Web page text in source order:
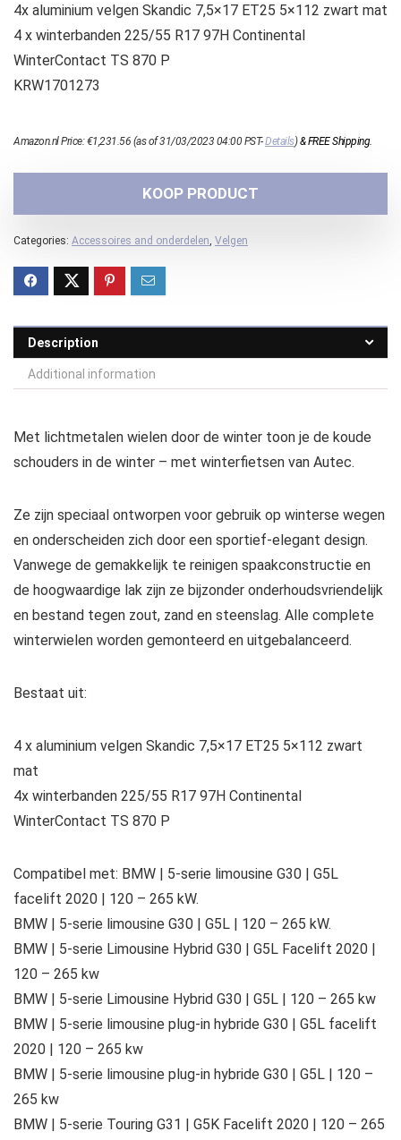
4x aluminium velgen Skandic 7,5×17 ET25 5×112 zwart mat
4 x winterbanden 225/55 R17 97H Continental
WinterContact TS 870 P
KRW1701273
Amazon.nl Price:€1,231.56 (as of 31/03/2023 04:00 PST-Details)&FREE Shipping.
KOOP PRODUCT
Categories: Accessoires and onderdelen Velgen
Description
Additional information
Met lichtmetalen wielen door de winter toon je de koude
schouders in de winter – met winterfietsen van Autec.
Ze zijn speciaal ontworpen voor gebruik op winterse wegen
en onderscheiden zich door een sportief-elegant design.
Vanwege de gemakkelijk te reinigen spaakconstructie en
de hoogwaardige lak zijn ze bijzonder onderhoudsvriendelijk
en bestand tegen zout, zand en steenslag. Alle complete
winterwielen worden gemonteerd en uitgebalanceerd.
Bestaat uit:
4 x aluminium velgen Skandic 7,5×17 ET25 5×112 zwart
mat
4x winterbanden 225/55 R17 97H Continental
WinterContact TS 870 P
Compatibel met: BMW | 5-serie limousine G30 | G5L
facelift 2020 | 120 – 265 kW.
BMW | 5-serie limousine G30 | G5L | 120 – 265 kW.
BMW | 5-serie Limousine Hybrid G30 | G5L Facelift 2020 |
120 – 265 kw
BMW | 5-serie Limousine Hybrid G30 | G5L | 120 – 265 kw
BMW | 5-serie limousine plug-in hybride G30 | G5L facelift
2020 | 120 – 265 kw
BMW | 5-serie limousine plug-in hybride G30 | G5L | 120 –
265 kw
BMW | 5-serie Touring G31 | G5K Facelift 2020 | 120 – 265